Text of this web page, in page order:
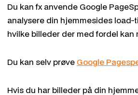
Du kan fx anvende Google
analysere din hjemmesides load-
hvilke billeder der med fordel kan
Du kan selv prøve Google
Hvis du har billeder på din